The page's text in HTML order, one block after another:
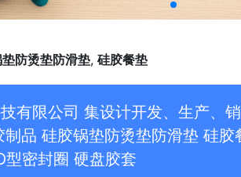
防烫垫防滑垫, 硅胶餐垫
有限公司 集设计开发、生产、
制品 硅胶锅垫防烫垫防滑垫 硅
型密封圈 硬盘胶套